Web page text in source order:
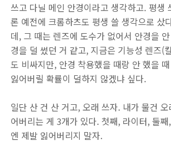
쓰고 다닐 메인 안경이라고 생각하고. 평생
론 예전에 크롬하츠도 평생 쓸 생각으로 샀
데, 그 때는 렌즈에 도수가 없어서 안경을
경을 덜 썼던 거 같고, 지금은 기능성 렌즈(
도 비싸지만, 안경 착용했을 때랑 안 했을
잃어버릴 확률이 덜하지 않겠냐 싶다.
일단 산 건 산 거고, 오래 쓰자. 내가 물건
어버리는 게 3개가 있다. 첫째, 라이터, 둘
엔 제발 잃어버리지 말자.